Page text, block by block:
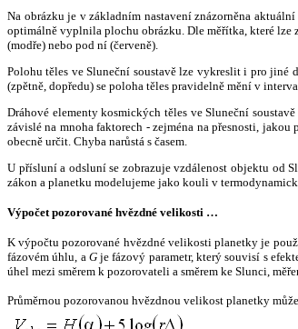
Na obrázku je v základním nastavení znázorněna
optimálně vyplnila plochu obrázku. Dle měřítka, které lze
(modře) nebo pod ní (červeně).
Polohu těles ve Sluneční soustavě lze vykreslit i pro jiné
(zpětně, dopředu) se poloha těles pravidelně mění v
Dráhové elementy kosmických těles ve Sluneční
závislé na mnoha faktorech - zejména na přesnosti,
obecně určit. Chyba narůstá s časem.
U přísluní a odsluní se zobrazuje vzdálenost objektu od
zákon a planetku modelujeme jako kouli v
Výpočet pozorované hvězdné velikosti …
K výpočtu pozorované hvězdné velikosti planetky je
fázovém úhlu, a Gje fázový parametr, který souvisí s
úhel mezi směrem k pozorovateli a směrem ke Slunci,
Průměrnou pozorovanou hvězdnou velikost planetky